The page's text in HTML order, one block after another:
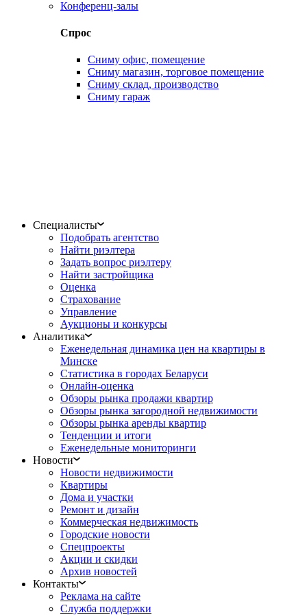
Конференц-залы
Спрос
Сниму офис, помещение
Сниму магазин, торговое помещение
Сниму склад, производство
Сниму гараж
Специалисты
Подобрать агентство
Найти риэлтера
Задать вопрос риэлтеру
Найти застройщика
Оценка
Страхование
Управление
Аукционы и конкурсы
Аналитика
Еженедельная динамика цен на квартиры в
Минске
Статистика в городах Беларуси
Онлайн-оценка
Обзоры рынка продажи квартир
Обзоры рынка загородной недвижимости
Обзоры рынка аренды квартир
Тенденции и итоги
Еженедельные мониторинги
Новости
Новости недвижимости
Квартиры
Дома и участки
Ремонт и дизайн
Коммерческая недвижимость
Городские новости
Спецпроекты
Акции и скидки
Архив новостей
Контакты
Реклама на сайте
Служба поддержки